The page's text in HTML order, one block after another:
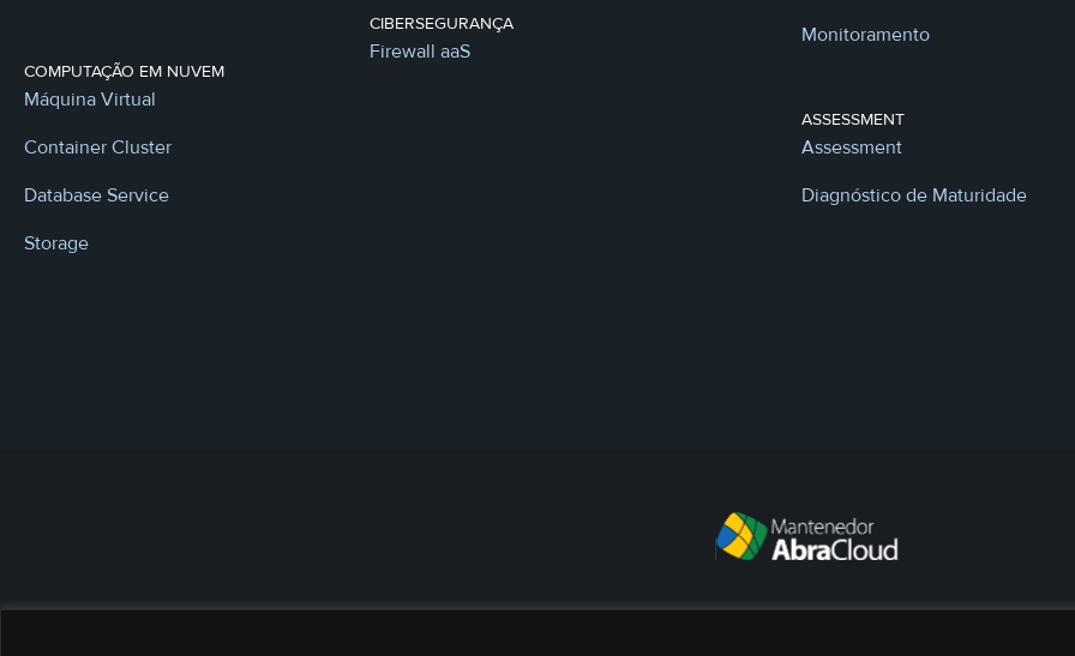
COMPUTAÇÃO EM NUVEM
Máquina Virtual
Container Cluster
Database Service
Storage
CIBERSEGURANÇA
Firewall aaS
Monitoramento
ASSESSMENT
Assessment
Diagnóstico de Maturidade